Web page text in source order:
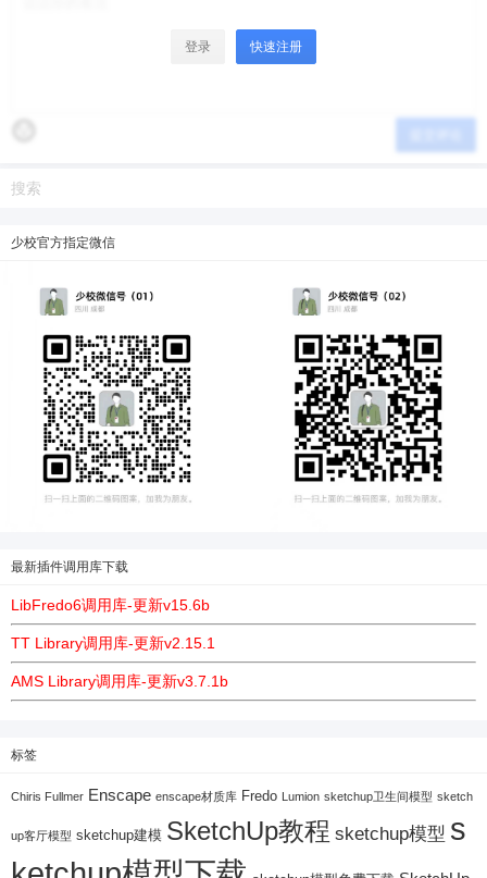
登录 快速注册
少校官方指定微信
最新插件调用库下载
LibFredo6调用库-更新v15.6b
TT Library调用库-更新v2.15.1
AMS Library调用库-更新v3.7.1b
标签
Chiris Fullmer Enscape enscape材质库 Fredo Lumion sketchup卫生间模型 sketch
up客厅模型 sketchup建模 SketchUp教程 sketchup模型 s